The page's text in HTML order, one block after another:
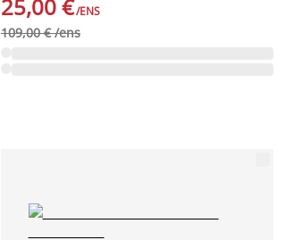
25,00 €/ENS
109,00 € /ens